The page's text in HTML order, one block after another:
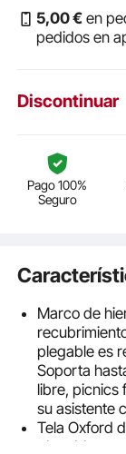
5,00€ en
pedidos en
Discontinuar
Pago 100%
Seguro
Marco de
plegable es
Soporta
libre, picnics
su asistente
Tela Oxford
plegable